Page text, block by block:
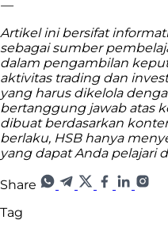
—
Artikel ini bersifat
sebagai sumber
dalam pengambilan
aktivitas trading dan
yang harus dikelola
bertanggung jawab atas
dibuat berdasarkan
berlaku, HSB hanya
yang dapat Anda pelajari
Share
Tag